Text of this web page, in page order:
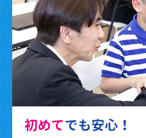
初めてでも安心！